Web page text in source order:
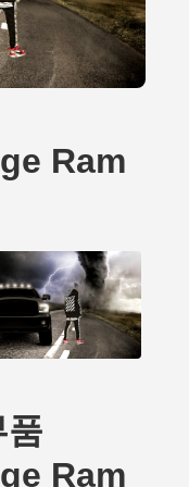
Ram
품
Ram